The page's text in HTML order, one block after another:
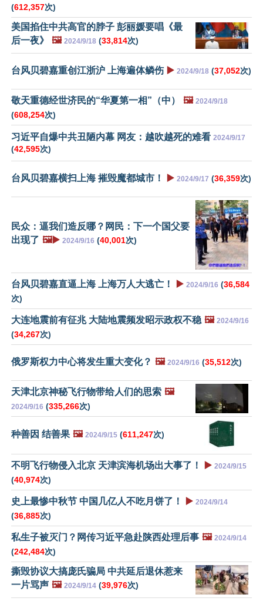
(612,357次)
美国掐住中共高官的脖子 彭丽媛要唱《最
后一夜》
🖼️ 2024/9/18 (33,814次)
台风贝碧嘉重创江浙沪 上海遍体鳞伤 ▶️ 2024/9/18 (37,052次)
敬天重德经世济民的“华夏第一相”（中） 🖼️ 2024/9/18
(608,254次)
习近平自爆中共丑陋内幕 网友：越吹越死的难看 2024/9/17
(42,595次)
台风贝碧嘉横扫上海 摧毁魔都城市！ ▶️ 2024/9/17 (36,359次)
民众：逼我们造反哪？网民：下一个国父要
出现了 🖼️▶️ 2024/9/16 (40,001次)
台风贝碧嘉直逼上海 上海万人大逃亡！ ▶️ 2024/9/16 (36,584
次)
大连地震前有征兆 大陆地震频发昭示政权不稳 🖼️ 2024/9/16
(34,267次)
俄罗斯权力中心将发生重大变化？ 🖼️ 2024/9/16 (35,512次)
天津北京神秘飞行物带给人们的思索 🖼️
2024/9/16 (335,266次)
种善因 结善果 🖼️ 2024/9/15 (611,247次)
不明飞行物侵入北京 天津滨海机场出大事了！ ▶️ 2024/9/15
(40,974次)
史上最惨中秋节 中国几亿人不吃月饼了！ ▶️ 2024/9/14
(36,885次)
私生子被灭门？网传习近平急赴陕西处理后事 🖼️ 2024/9/14
(242,484次)
撕毁协议大搞庞氏骗局 中共延后退休惹来
一片骂声 🖼️ 2024/9/14 (39,976次)